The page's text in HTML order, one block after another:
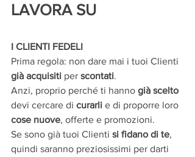
LAVORA SU
I CLIENTI FEDELI
Prima regola: non dare mai i tuoi Clienti
già acquisiti per scontati.
Anzi, proprio perché ti hanno già scelto
devi cercare di curarli e di proporre loro
cose nuove, offerte e promozioni.
Se sono già tuoi Clienti si fidano di te,
quindi saranno preziosissimi per darti